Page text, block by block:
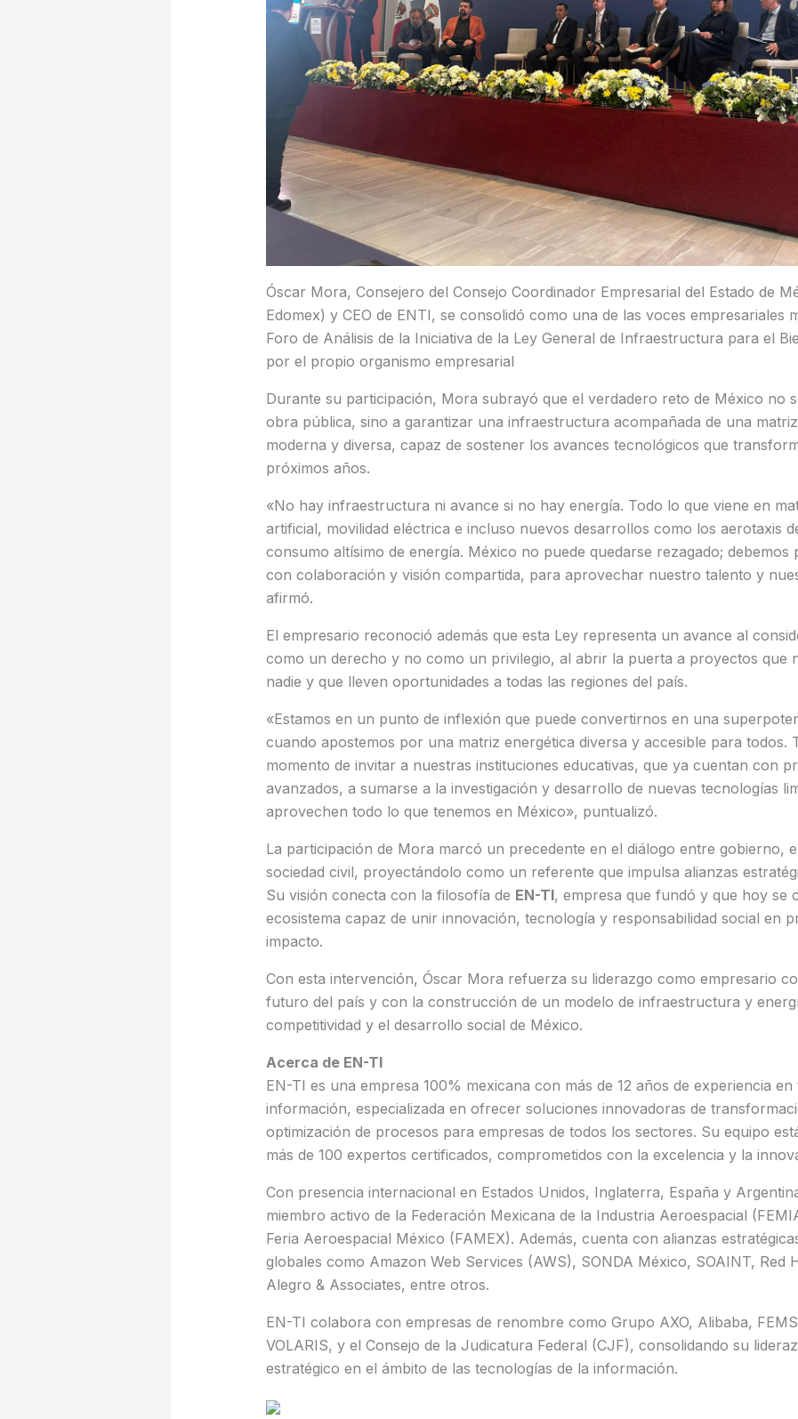
Óscar Mora, Consejero del Consejo Coordinador Empresarial del Estado de
Edomex) y CEO de ENTI, se consolidó como una de las voces empresariales
Foro de Análisis de la Iniciativa de la Ley General de Infraestructura para el
por el propio organismo empresarial
Durante su participación, Mora subrayó que el verdadero reto de México no
obra pública, sino a garantizar una infraestructura acompañada de una
moderna y diversa, capaz de sostener los avances tecnológicos que
próximos años.
«No hay infraestructura ni avance si no hay energía. Todo lo que viene en
artificial, movilidad eléctrica e incluso nuevos desarrollos como los aerotaxis
consumo altísimo de energía. México no puede quedarse rezagado; debemos
con colaboración y visión compartida, para aprovechar nuestro talento y
afirmó.
El empresario reconoció además que esta Ley representa un avance al
como un derecho y no como un privilegio, al abrir la puerta a proyectos que
nadie y que lleven oportunidades a todas las regiones del país.
«Estamos en un punto de inflexión que puede convertirnos en una
cuando apostemos por una matriz energética diversa y accesible para todos.
momento de invitar a nuestras instituciones educativas, que ya cuentan con
avanzados, a sumarse a la investigación y desarrollo de nuevas tecnologías
aprovechen todo lo que tenemos en México», puntualizó.
La participación de Mora marcó un precedente en el diálogo entre gobierno,
sociedad civil, proyectándolo como un referente que impulsa alianzas
Su visión conecta con la filosofía de EN-TI, empresa que fundó y que hoy se
ecosistema capaz de unir innovación, tecnología y responsabilidad social en
impacto.
Con esta intervención, Óscar Mora refuerza su liderazgo como empresario
futuro del país y con la construcción de un modelo de infraestructura y
competitividad y el desarrollo social de México.
Acerca de EN-TI
EN-TI es una empresa 100% mexicana con más de 12 años de experiencia
información, especializada en ofrecer soluciones innovadoras de
optimización de procesos para empresas de todos los sectores. Su equipo
más de 100 expertos certificados, comprometidos con la excelencia y la
Con presencia internacional en Estados Unidos, Inglaterra, España y
miembro activo de la Federación Mexicana de la Industria Aeroespacial
Feria Aeroespacial México (FAMEX). Además, cuenta con alianzas
globales como Amazon Web Services (AWS), SONDA México, SOAINT, Red
Alegro & Associates, entre otros.
EN-TI colabora con empresas de renombre como Grupo AXO, Alibaba,
VOLARIS, y el Consejo de la Judicatura Federal (CJF), consolidando su
estratégico en el ámbito de las tecnologías de la información.